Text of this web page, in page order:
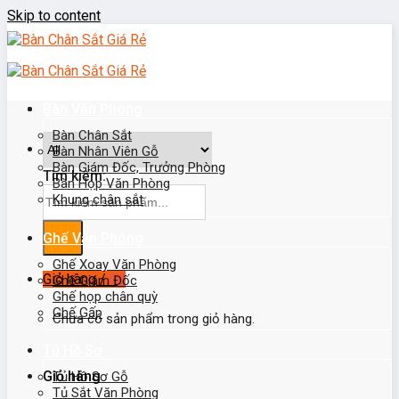
Skip to content
Tìm kiếm:
Giỏ hàng /0₫
Chưa có sản phẩm trong giỏ hàng.
Giỏ hàng
Bàn Chân Sắt
Bàn Nhân Viên Gỗ
Bàn Giám Đốc, Trưởng Phòng
Bàn Họp Văn Phòng
Khung chân sắt
Ghế Văn Phòng
Ghế Xoay Văn Phòng
Ghế Giám Đốc
Ghế họp chân quỳ
Ghế Gấp
Tủ Hồ Sơ Gỗ
Tủ Sắt Văn Phòng